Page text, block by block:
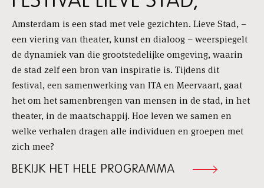
Amsterdam is een stad met vele gezichten. Lieve Stad, –
een viering van theater, kunst en dialoog – weerspiegelt
de dynamiek van die grootstedelijke omgeving, waarin
de stad zelf een bron van inspiratie is. Tijdens dit
festival, een samenwerking van ITA en Meervaart, gaat
het om het samenbrengen van mensen in de stad, in het
theater, in de maatschappij. Hoe leven we samen en
welke verhalen dragen alle individuen en groepen met
zich mee?
BEKIJK HET HELE PROGRAMMA